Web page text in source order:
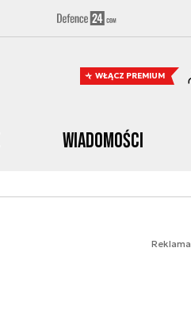
WŁĄCZ PREMIUM
Wiadomości
Reklama